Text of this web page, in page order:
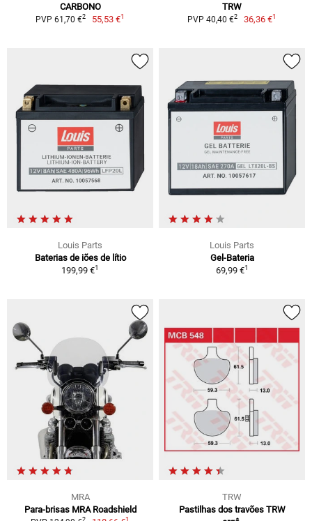
CARBONO
PVP 61,70 €2 55,53 €1
TRW
PVP 40,40 €2 36,36 €1
Louis Parts
Baterias de iões de lítio
199,99 €1
Louis Parts
Gel-Bateria
69,99 €1
MRA
Para-brisas MRA Roadshield
1
TRW
Pastilhas dos travões TRW